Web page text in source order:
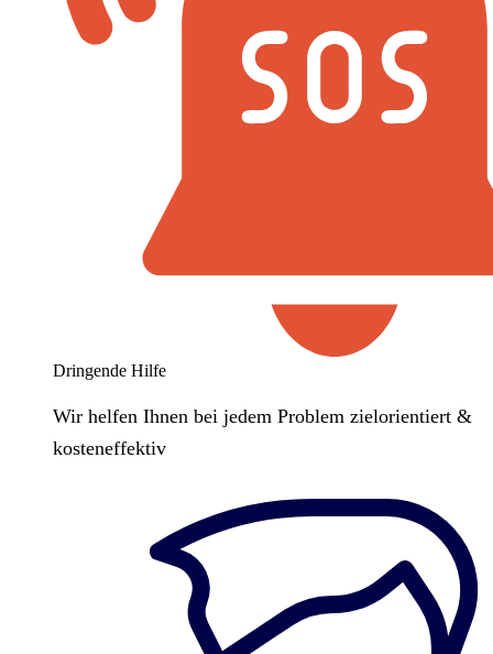
Dringende Hilfe
Wir helfen Ihnen bei jedem Problem zielorientiert &
kosteneffektiv